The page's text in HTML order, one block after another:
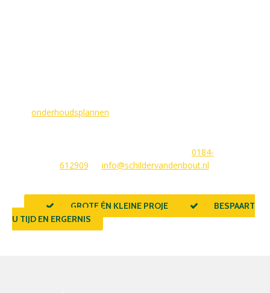
onderhoudsplannen
0184-
612909
info@schildervandenbout.nl
GROTE ÉN KLEINE PROJECTEN
BESPAART
U TIJD EN ERGERNIS